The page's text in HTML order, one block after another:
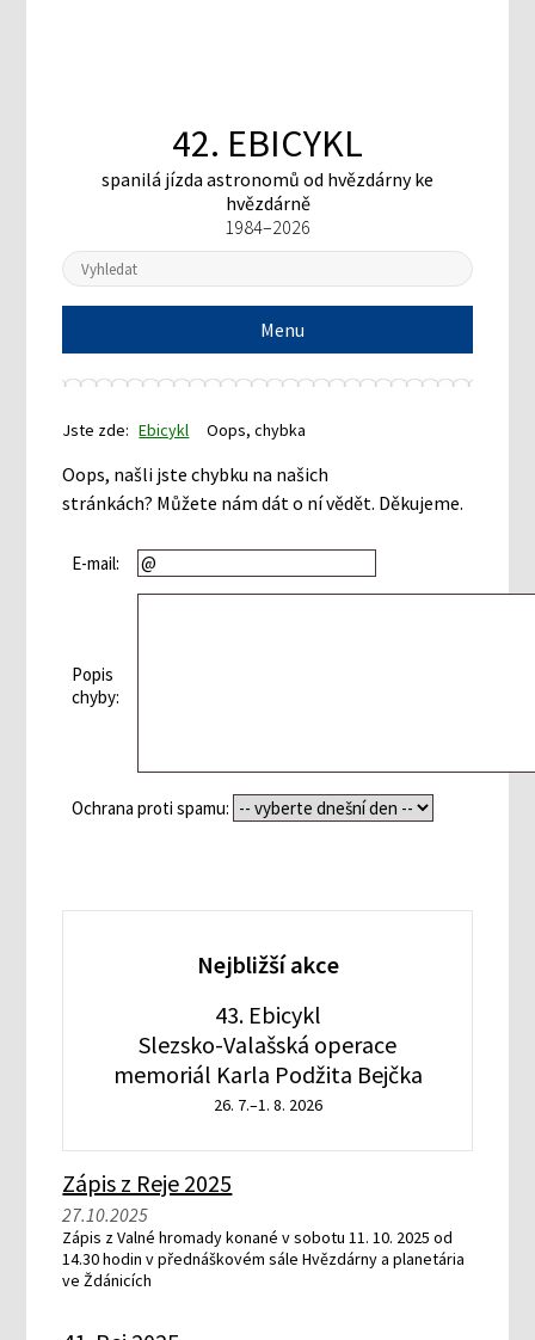
42. EBICYKL
spanilá jízda astronomů od hvězdárny ke
hvězdárně
1984–2026
Menu
Jste zde: Ebicykl Oops, chybka
Oops, našli jste chybku na našich
stránkách? Můžete nám dát o ní vědět. Děkujeme.
E-mail:
Popis
chyby:
Ochrana proti spamu:
Nejbližší akce
43. Ebicykl
Slezsko-Valašská operace
memoriál Karla Podžita Bejčka
26. 7.–1. 8. 2026
Zápis z Reje 2025
27.10.2025
Zápis z Valné hromady konané v sobotu 11. 10. 2025 od
14.30 hodin v přednáškovém sále Hvězdárny a planetária
ve Ždánicích